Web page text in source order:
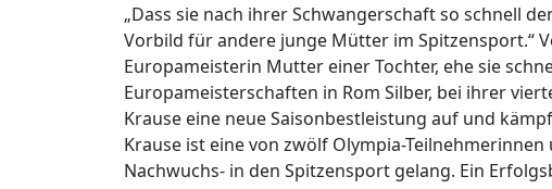
„Dass sie nach ihrer Schwangerschaft so schnell
Vorbild für andere junge Mütter im Spitzensport.“
Europameisterin Mutter einer Tochter, ehe sie
Europameisterschaften in Rom Silber, bei ihrer
Krause eine neue Saisonbestleistung auf und
Krause ist eine von zwölf Olympia-
Nachwuchs- in den Spitzensport gelang. Ein